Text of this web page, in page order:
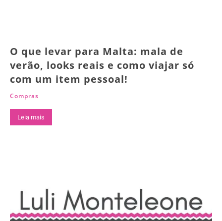
O que levar para Malta: mala de
verão, looks reais e como viajar só
com um item pessoal!
Compras
Leia mais